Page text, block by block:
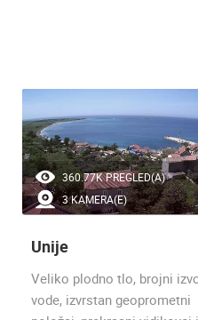
360.77K PREGLED(A)
3 KAMERA(E)
Unije
Veliko plodno tlo, brojni
vode, izvrstan geoprometni